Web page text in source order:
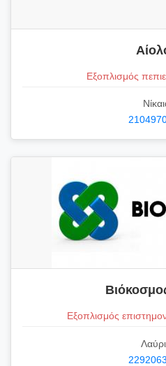
Εξοπλισμός
Εξοπλισμός